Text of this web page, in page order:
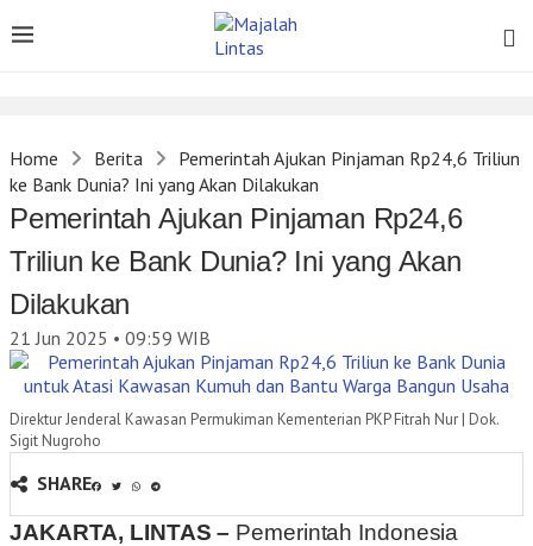
Home Berita
Pemerintah Ajukan Pinjaman Rp24,6 Triliun
ke Bank Dunia? Ini yang Akan Dilakukan
Pemerintah Ajukan Pinjaman Rp24,6
Triliun ke Bank Dunia? Ini yang Akan
Dilakukan
21 Jun 2025 • 09:59 WIB
Direktur Jenderal Kawasan Permukiman Kementerian PKP Fitrah Nur | Dok.
Sigit Nugroho
SHARE
JAKARTA, LINTAS – Pemerintah Indonesia